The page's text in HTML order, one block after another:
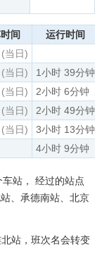
间
运行时间
(当日)
(当日)
1小时 39分钟
(当日)
2小时 6分钟
(当日)
2小时 49分钟
(当日)
3小时 13分钟
4小时 9分钟
车站， 经过的站点
、承德南站、北京
站，班次名会转变